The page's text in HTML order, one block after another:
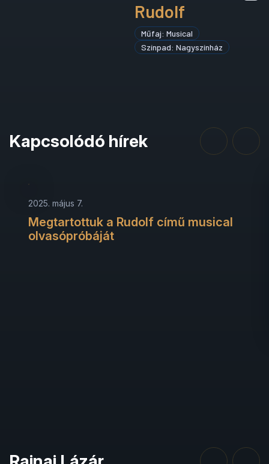
Rudolf
Műfaj: Musical
Színpad: Nagyszínház
Kapcsolódó hírek
2025. május 7.
Megtartottuk a Rudolf című musical
olvasópróbáját